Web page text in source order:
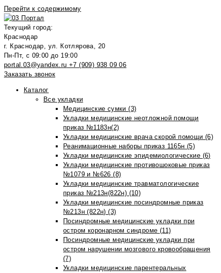
Перейти к содержимому
Текущий город:
Краснодар
г. Краснодар, ул. Котлярова, 20
Пн-Пт, с 09:00 до 19:00
portal.03@yandex.ru +7 (909) 938 09 06
Заказать звонок
Каталог
Все укладки
Медицинские сумки (3)
Укладки медицинские неотложной помощи
приказ №1183н(2)
Укладки медицинские врача скорой помощи (6)
Реанимационные наборы приказ 1165н (5)
Укладки медицинские эпидемиологические (6)
Укладки медицинские противошоковые приказ
№1079 и №626 (8)
Укладки медицинские травматологические
приказ №213н(822н) (10)
Укладки медицинские посиндромные приказ
№213н (822н) (3)
Посиндромные медицинские укладки при
остром коронарном синдроме (11)
Посиндромные медицинские укладки при
остром нарушении мозгового кровообращения
(7)
Укладки медицинские парентеральных